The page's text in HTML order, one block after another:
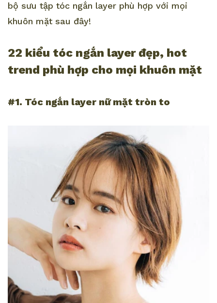
bộ sưu tập tóc ngắn layer phù hợp với mọi
khuôn mặt sau đây!
22 kiểu tóc ngắn layer đẹp, hot
trend phù hợp cho mọi khuôn mặt
#1. Tóc ngắn layer nữ mặt tròn to